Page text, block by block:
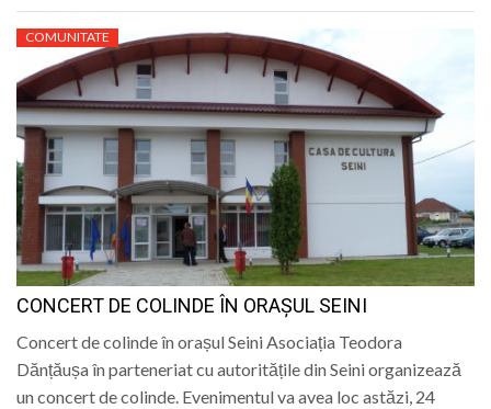
COMUNITATE
CONCERT DE COLINDE ÎN ORAȘUL SEINI
Concert de colinde în orașul Seini Asociația Teodora
Dănțăușa în parteneriat cu autoritățile din Seini organizează
un concert de colinde. Evenimentul va avea loc astăzi, 24